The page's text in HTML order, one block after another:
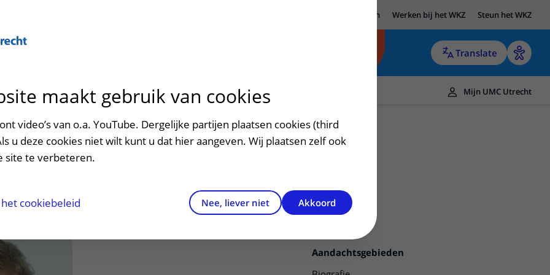
Research Werken bij het WKZ Steun het WKZ
Translate
met kinderen en ouders
en rechten
en route
en route
plattegrond
Mijn UMC Utrecht
(Angela) van
Aandachtsgebieden
maakt gebruik van cookies
video’s van o.a. YouTube. Dergelijke partijen plaatsen cookies (third
u deze cookies niet wilt kunt u dat hier aangeven. Wij plaatsen zelf ook
site te verbeteren.
cookiebeleid Nee, liever niet Akkoord